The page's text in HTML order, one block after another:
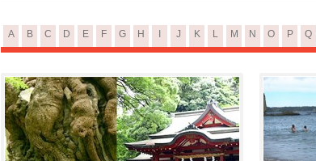
A B C D E F G H J K L M N O P Q